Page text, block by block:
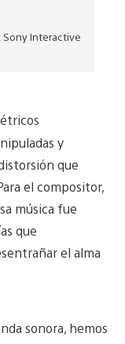
Sony Interactive
y
que
el compositor,
música fue
que
el alma
sonora, hemos